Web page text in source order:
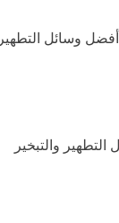
وسائل
والتبخير